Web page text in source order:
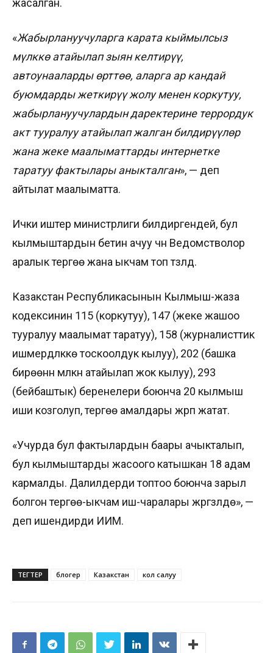
жасалган.
«Жабырлануучуларга карата кыймылсыз
мүлккө атайылап зыян келтирүү,
автоунааларды өрттөө, аларга ар кандай
буюмдарды жеткирүү жолу менен коркутуу,
жабырлануучулардын даректерине террордук
акт тууралуу атайылап жалган билдирүүлөр
жана жеке маалыматтарды интернетке
таратуу фактылары аныкталган», — деп
айтылат маалыматта.
Ички иштер министрлиги билдиргендей, бул
кылмыштардын бетин ачуу үчүн Ведомстволор
аралык тергөө жана ыкчам топ түзүлдү.
Казакстан Республикасынын Кылмыш-жаза
кодексинин 115 (коркутуу), 147 (жеке жашоо
тууралуу маалымат таратуу), 158 (журналисттик
ишмердүүлүккө тоскоолдук кылуу), 202 (башка
бирөөнүн мүлкүн атайылап жок кылуу), 293
(бейбаштык) беренелери боюнча 20 кылмыш
иши козголуп, тергөө амалдары жүрүп жатат.
«Учурда бул фактылардын баары ачыкталып,
бул кылмыштарды жасоого катышкан 18 адам
кармалды. Далилдерди топтоо боюнча зарыл
болгон тергөө-ыкчам иш-чаралары жүргүзүлүүдө», —
деп ишендирди ИИМ.
ТЕГТЕР блогер Казакстан кол салуу